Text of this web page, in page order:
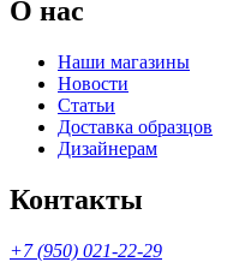
О нас
Наши магазины
Новости
Статьи
Доставка образцов
Дизайнерам
Контакты
+7 (950) 021-22-29